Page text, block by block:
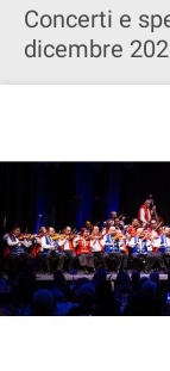
Concerti e
dicembre